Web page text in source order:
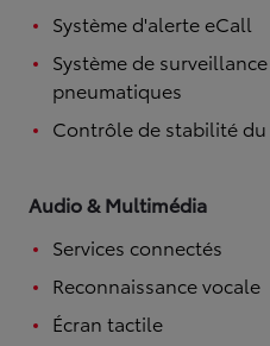
Système d'alerte eCall
Système de
pneumatiques
Contrôle de stabilité du
Audio & Multimédia
Services connectés
Reconnaissance vocale
Écran tactile